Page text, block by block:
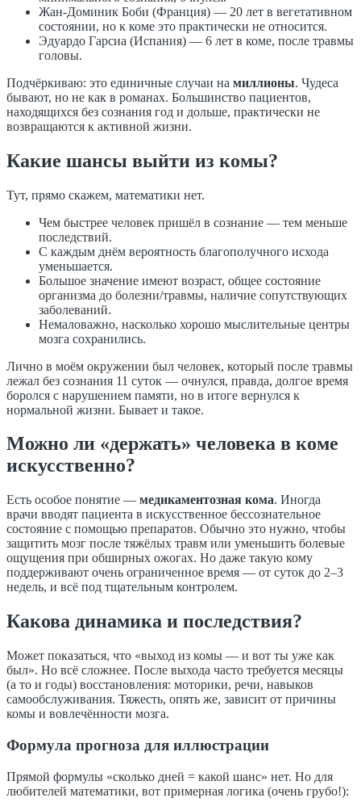
Жан-Доминик Боби (Франция) — 20 лет в вегетативном
состоянии, но к коме это практически не относится.
Эдуардо Гарсиа (Испания) — 6 лет в коме, после травмы
головы.
Подчёркиваю: это единичные случаи на миллионы. Чудеса
бывают, но не как в романах. Большинство пациентов,
находящихся без сознания год и дольше, практически не
возвращаются к активной жизни.
Какие шансы выйти из комы?
Тут, прямо скажем, математики нет.
Чем быстрее человек пришёл в сознание — тем меньше
последствий.
С каждым днём вероятность благополучного исхода
уменьшается.
Большое значение имеют возраст, общее состояние
организма до болезни/травмы, наличие сопутствующих
заболеваний.
Немаловажно, насколько хорошо мыслительные центры
мозга сохранились.
Лично в моём окружении был человек, который после травмы
лежал без сознания 11 суток — очнулся, правда, долгое время
боролся с нарушением памяти, но в итоге вернулся к
нормальной жизни. Бывает и такое.
Можно ли «держать» человека в коме
искусственно?
Есть особое понятие — медикаментозная кома. Иногда
врачи вводят пациента в искусственное бессознательное
состояние с помощью препаратов. Обычно это нужно, чтобы
защитить мозг после тяжёлых травм или уменьшить болевые
ощущения при обширных ожогах. Но даже такую кому
поддерживают очень ограниченное время — от суток до 2–3
недель, и всё под тщательным контролем.
Какова динамика и последствия?
Может показаться, что «выход из комы — и вот ты уже как
был». Но всё сложнее. После выхода часто требуется месяцы
(а то и годы) восстановления: моторики, речи, навыков
самообслуживания. Тяжесть, опять же, зависит от причины
комы и вовлечённости мозга.
Формула прогноза для иллюстрации
Прямой формулы «сколько дней = какой шанс» нет. Но для
любителей математики, вот примерная логика (очень грубо!):